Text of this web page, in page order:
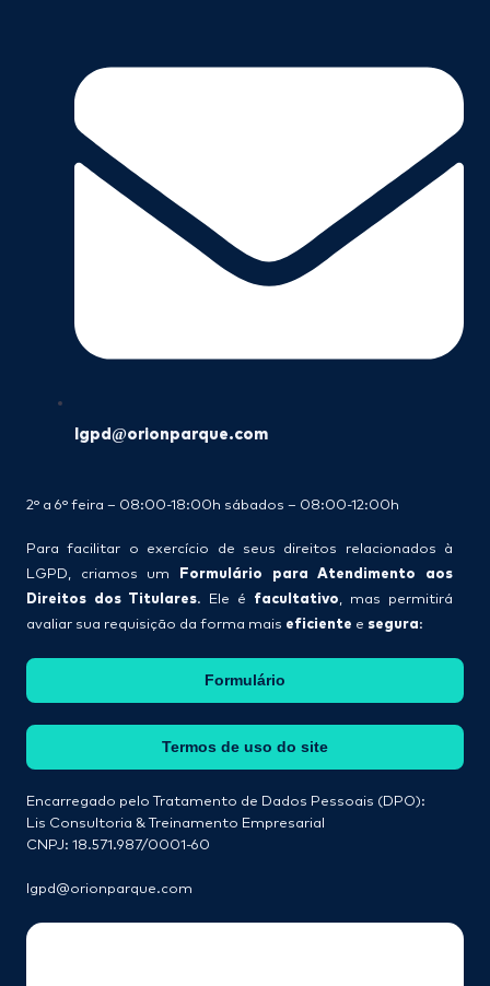
lgpd@orionparque.com
2° a 6° feira – 08:00-18:00h sábados – 08:00-12:00h
Para facilitar o exercício de seus direitos relacionados à
LGPD, criamos um Formulário para Atendimento aos
Direitos dos Titulares. Ele é facultativo, mas permitirá
avaliar sua requisição da forma mais eficiente e segura:
Formulário
Termos de uso do site
Encarregado pelo Tratamento de Dados Pessoais (DPO):
Lis Consultoria & Treinamento Empresarial
CNPJ: 18.571.987/0001-60
lgpd@orionparque.com